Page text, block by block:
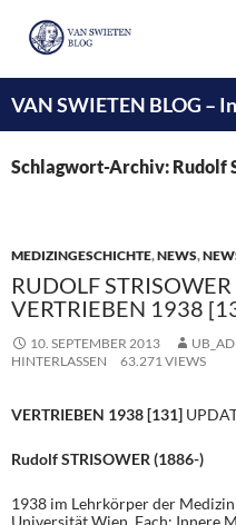
VAN SWIETEN BLOG –
INHALT
SPRINGEN
Schlagwort-Archiv: Rudolf
MEDIZINGESCHICHTE,NEWS,
RUDOLF
VERTRIEBEN 1938
10. SEPTEMBER 2013
HINTERLASSEN
63.271 VIEWS
VERTRIEBEN 1938 [131]
Rudolf STRISOWER (1886-)
1938 im Lehrkörper der